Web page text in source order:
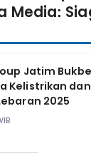
Media:
Jatim
Kelistrikan dan
2025